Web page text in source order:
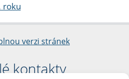
roku
verzi stránek
kontakty